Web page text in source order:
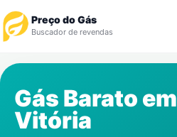
Preço do Gás
Buscador de revendas
Revendedor
Gás Barato em
Vitória